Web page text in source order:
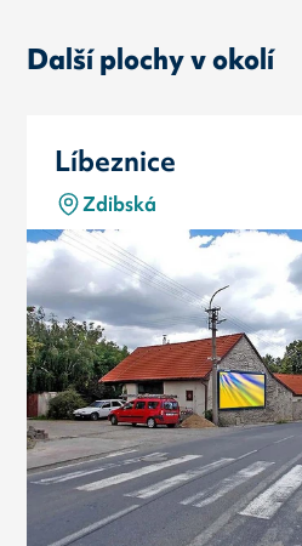
Další plochy v okolí
Líbeznice
Zdibská